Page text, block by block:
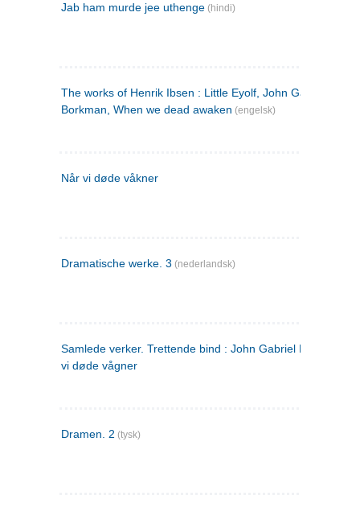
Jab ham murde jee uthenge (hindi)
The works of Henrik Ibsen : Little Eyolf, John Gabriel
Borkman, When we dead awaken (engelsk)
Når vi døde våkner
Dramatische werke. 3 (nederlandsk)
Samlede verker. Trettende bind : John Gabriel Borkman ;
vi døde vågner
Dramen. 2 (tysk)